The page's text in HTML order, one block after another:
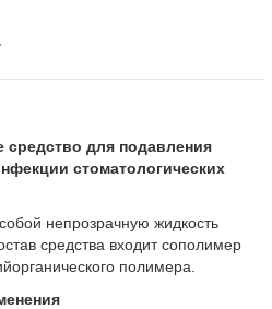
для подавления
стоматологических
непрозрачную жидкость
средства входит сополимер
полимера.